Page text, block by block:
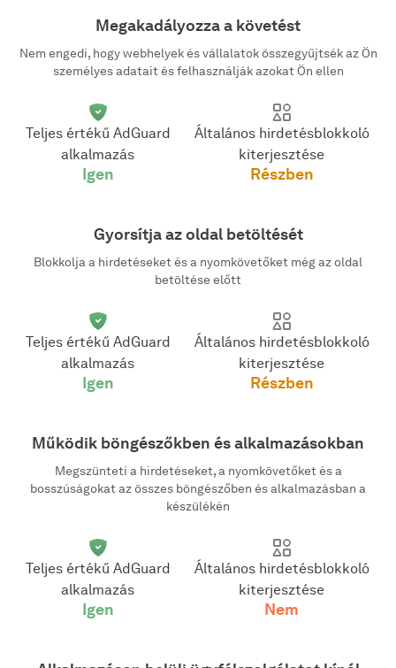
Megakadályozza a követést
Nem engedi, hogy webhelyek és vállalatok összegyűjtsék az Ön
személyes adatait és felhasználják azokat Ön ellen
Teljes értékű AdGuard
alkalmazás
Igen
Általános hirdetésblokkoló
kiterjesztése
Részben
Gyorsítja az oldal betöltését
Blokkolja a hirdetéseket és a nyomkövetőket még az oldal
betöltése előtt
Teljes értékű AdGuard
alkalmazás
Igen
Általános hirdetésblokkoló
kiterjesztése
Részben
Működik böngészőkben és alkalmazásokban
Megszünteti a hirdetéseket, a nyomkövetőket és a
bosszúságokat az összes böngészőben és alkalmazásban a
készülékén
Teljes értékű AdGuard
alkalmazás
Igen
Általános hirdetésblokkoló
kiterjesztése
Nem